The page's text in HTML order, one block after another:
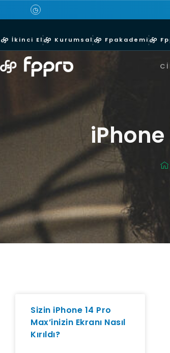
◷
İkinci El Kurumsal Fpakademi
iPhone
Sizin iPhone 14 Pro
Max’inizin Ekranı Nasıl
Kırıldı?